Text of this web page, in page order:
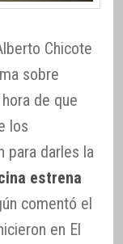
Chicote
sobre
de que
los
para darles la
estrena
comentó el
en El